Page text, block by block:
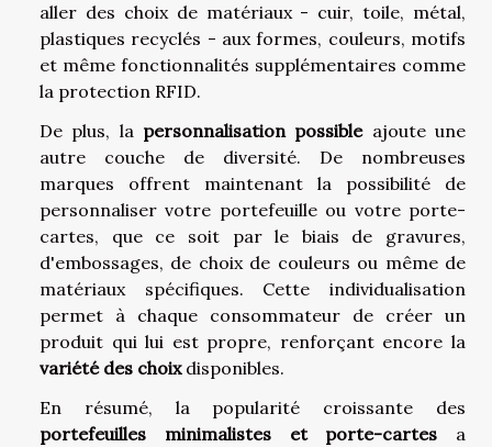
aller des choix de matériaux - cuir, toile, métal,
plastiques recyclés - aux formes, couleurs, motifs
et même fonctionnalités supplémentaires comme
la protection RFID.
De plus, la personnalisation possibleajoute une
autre couche de diversité. De nombreuses
marques offrent maintenant la possibilité de
personnaliser votre portefeuille ou votre porte-
cartes, que ce soit par le biais de gravures,
d'embossages, de choix de couleurs ou même de
matériaux spécifiques. Cette individualisation
permet à chaque consommateur de créer un
produit qui lui est propre, renforçant encore la
variété des choixdisponibles.
En résumé, la popularité croissante des
portefeuilles minimalistes et porte-cartes a